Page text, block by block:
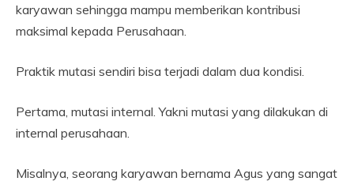
karyawan sehingga mampu memberikan kontribusi
maksimal kepada Perusahaan.
Praktik mutasi sendiri bisa terjadi dalam dua kondisi.
Pertama, mutasi internal. Yakni mutasi yang dilakukan di
internal perusahaan.
Misalnya, seorang karyawan bernama Agus yang sangat